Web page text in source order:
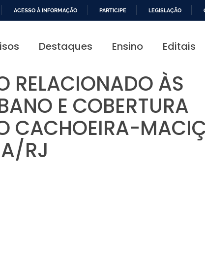
ACESSO À INFORMAÇÃO PARTICIPE LEGISLAÇÃO
Destaques Ensino Editais
RELACIONADO ÀS
E COBERTURA
CACHOEIRA-
RJ